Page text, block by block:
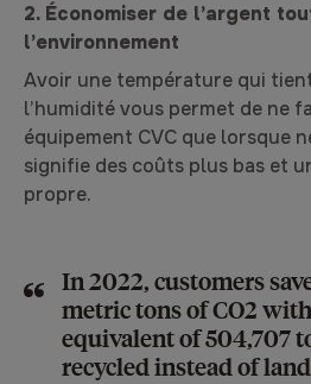
2. Économiser de l’argent
l’environnement
Avoir une température qui
l’humidité vous permet de ne
équipement CVC que lorsque
signifie des coûts plus bas et
propre.
In 2022, customers
metric tons of CO2
equivalent of 504,707
recycled instead of